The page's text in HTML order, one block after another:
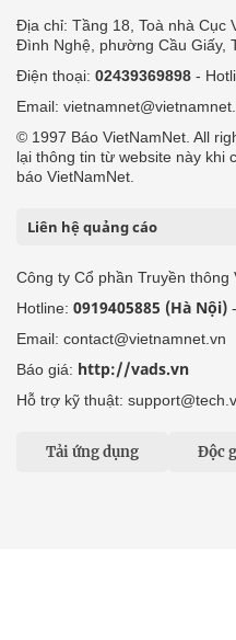
Địa chỉ: Tầng 18, Toà nhà Cục
Đình Nghệ, phường Cầu Giấy,
Điện thoại: 02439369898 -
Email:
© 1997 Báo VietNamNet. All
lại thông tin từ website này khi
báo VietNamNet.
Liên hệ quảng cáo
Công ty Cổ phần Truyền thông
Hotline: 0919405885 (Hà Nội) -
Email: contact@vietnamnet.vn
Báo giá: http://vads.vn
Hỗ trợ kỹ thuật:
Tải ứng dụng Độc